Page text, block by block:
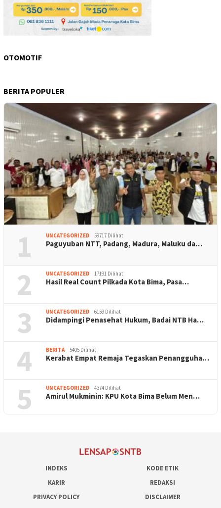
OTOMOTIF
BERITA POPULER
1 UNCATEGORIZED 59717 Dilihat
Paguyuban NTT, Padang, Madura, Maluku da…
2 UNCATEGORIZED 17191 Dilihat
Hasil Real Count Pilkada Kota Bima, Pasa…
3 UNCATEGORIZED 6159 Dilihat
Didampingi Penasehat Hukum, Badai NTB Ha…
4 BERITA 5405 Dilihat
Kerabat Empat Remaja Tegaskan Penangguha…
5 UNCATEGORIZED 4374 Dilihat
Amirul Mukminin: KPU Kota Bima Belum Men…
INDEKS
KODE ETIK
KARIR
REDAKSI
PRIVACY POLICY
DISCLAIMER